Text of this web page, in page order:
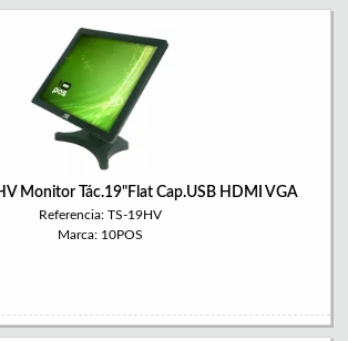
Monitor Tác.19"Flat Cap.USB HDMI VGA
Referencia: TS-19HV
Marca: 10POS